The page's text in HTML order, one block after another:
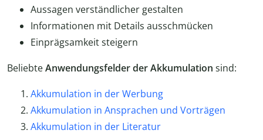
Aussagen verständlicher gestalten
Informationen mit Details ausschmücken
Einprägsamkeit steigern
BeliebteAnwendungsfelder der Akkumulation sind:
Akkumulation in der Werbung
Akkumulation in Ansprachen und Vorträgen
Akkumulation in der Literatur